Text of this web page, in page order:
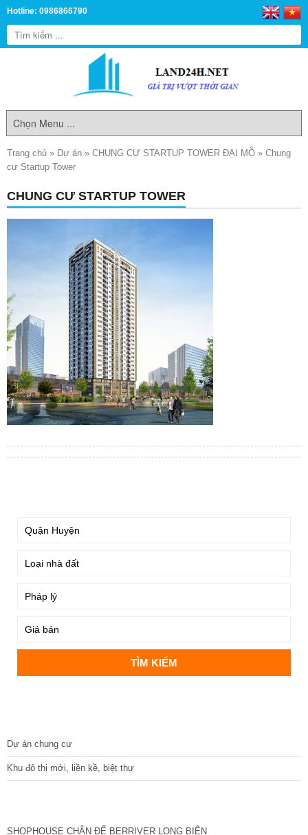
Hotline: 0986866790
Trang chủ » Dự án » CHUNG CƯ STARTUP TOWER ĐẠI MỖ » Chung
cư Startup Tower
CHUNG CƯ STARTUP TOWER
Dự án chung cư
Khu đô thị mới, liền kề, biệt thự
SHOPHOUSE CHÂN ĐẾ BERRIVER LONG BIÊN